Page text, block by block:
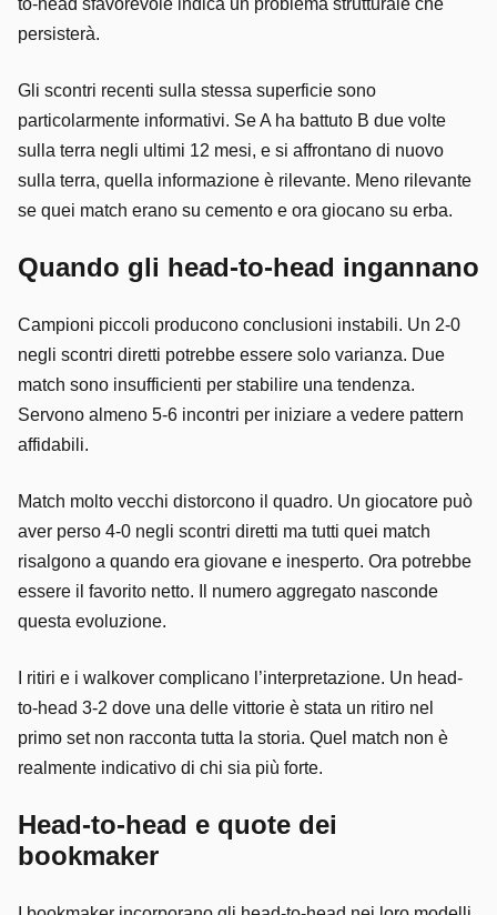
to-head sfavorevole indica un problema strutturale che
persisterà.
Gli scontri recenti sulla stessa superficie sono
particolarmente informativi. Se A ha battuto B due volte
sulla terra negli ultimi 12 mesi, e si affrontano di nuovo
sulla terra, quella informazione è rilevante. Meno rilevante
se quei match erano su cemento e ora giocano su erba.
Quando gli head-to-head ingannano
Campioni piccoli producono conclusioni instabili. Un 2-0
negli scontri diretti potrebbe essere solo varianza. Due
match sono insufficienti per stabilire una tendenza.
Servono almeno 5-6 incontri per iniziare a vedere pattern
affidabili.
Match molto vecchi distorcono il quadro. Un giocatore può
aver perso 4-0 negli scontri diretti ma tutti quei match
risalgono a quando era giovane e inesperto. Ora potrebbe
essere il favorito netto. Il numero aggregato nasconde
questa evoluzione.
I ritiri e i walkover complicano l’interpretazione. Un head-
to-head 3-2 dove una delle vittorie è stata un ritiro nel
primo set non racconta tutta la storia. Quel match non è
realmente indicativo di chi sia più forte.
Head-to-head e quote dei
bookmaker